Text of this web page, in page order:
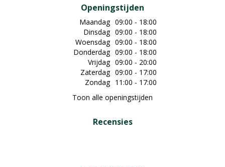
Openingstijden
Maandag 09:00 - 18:00
Dinsdag 09:00 - 18:00
Woensdag 09:00 - 18:00
Donderdag 09:00 - 18:00
Vrijdag 09:00 - 20:00
Zaterdag 09:00 - 17:00
Zondag 11:00 - 17:00
Toon alle openingstijden
Recensies